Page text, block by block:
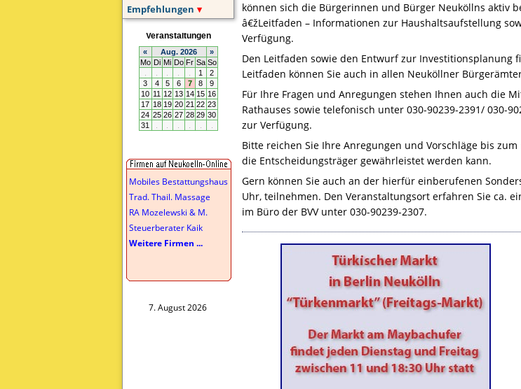
Empfehlungen
Mobiles Bestattungshaus
Trad. Thail. Massage
RA Mozelewski & M.
Steuerberater Kaik
Weitere Firmen ...
7. August 2026
können sich die Bürgerinnen und Bürger Neuköllns aktiv
â€žLeitfaden – Informationen zur Haushaltsaufstellung
Verfügung.
Den Leitfaden sowie den Entwurf zur Investitionsplanung
Leitfaden können Sie auch in allen Neuköllner
Für Ihre Fragen und Anregungen stehen Ihnen auch die
Rathauses sowie telefonisch unter 030-90239-2391/ 030-
zur Verfügung.
Bitte reichen Sie Ihre Anregungen und Vorschläge bis
die Entscheidungsträger gewährleistet werden kann.
Gern können Sie auch an der hierfür einberufenen
Uhr, teilnehmen. Den Veranstaltungsort erfahren Sie ca.
im Büro der BVVunter 030-90239-2307.